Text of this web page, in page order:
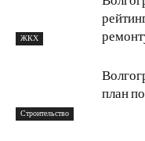
ЖКХ
Строительство
план